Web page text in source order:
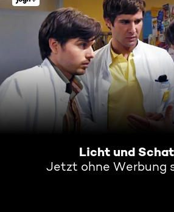
Licht und
Jetzt ohne Werbung